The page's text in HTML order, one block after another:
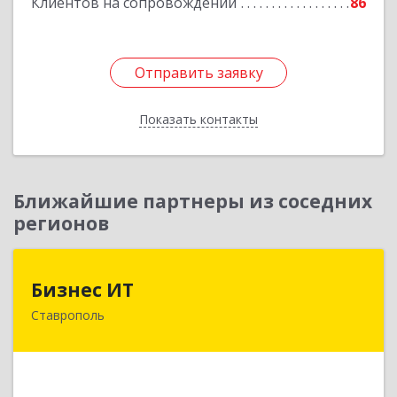
Отправить заявку
Показать контакты
Отправить заявку
Назад
Ближайшие партнеры из соседних
регионов
Бизнес ИТ
Ставрополь
355035, Ставропольский край, Ставрополь г, 1